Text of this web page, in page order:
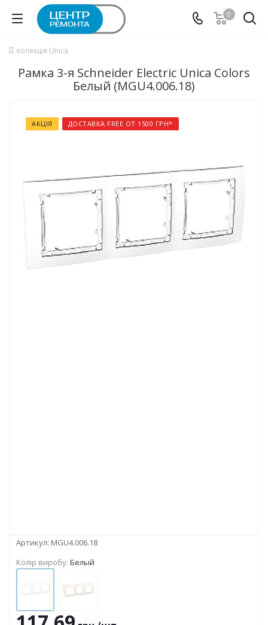
0
колекція Unica
Рамка 3-я Schneider Electric Unica Colors
Белый (MGU4.006.18)
АКЦІЯ ДОСТАВКА FREE ОТ 1500 ГРН*
Артикул: MGU4.006.18
Колір виробу: Белый